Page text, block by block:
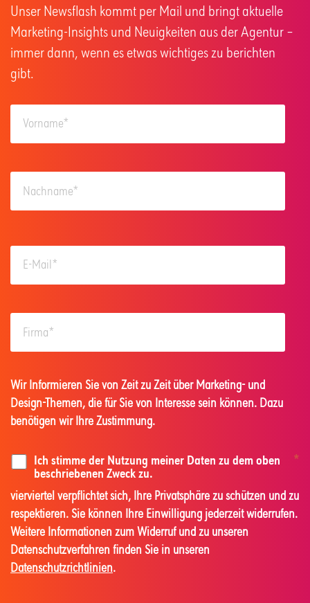
Unser Newsflash kommt per Mail und bringt aktuelle
Marketing-Insights und Neuigkeiten aus der Agentur –
immer dann, wenn es etwas wichtiges zu berichten
gibt.
Wir Informieren Sie von Zeit zu Zeit über Marketing- und
Design-Themen, die für Sie von Interesse sein können. Dazu
benötigen wir Ihre Zustimmung.
Ich stimme der Nutzung meiner Daten zu dem oben
beschriebenen Zweck zu.
*
vierviertel verpflichtet sich, Ihre Privatsphäre zu schützen und zu
respektieren. Sie können Ihre Einwilligung jederzeit widerrufen.
Weitere Informationen zum Widerruf und zu unseren
Datenschutzverfahren finden Sie in unseren
Datenschutzrichtlinien.